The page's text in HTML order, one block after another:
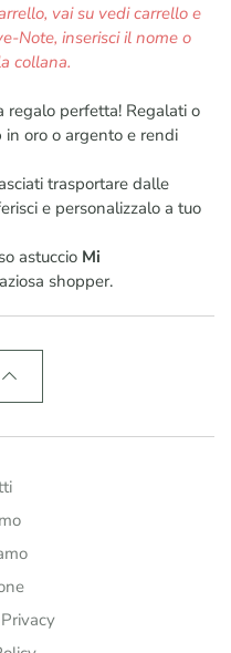
vai su vedi carrello e
Note, inserisci il nome o
collana.
regalo perfetta! Regalati o
in oro o argento e rendi
trasportare dalle
e personalizzalo a tuo
astuccio Mi
shopper.